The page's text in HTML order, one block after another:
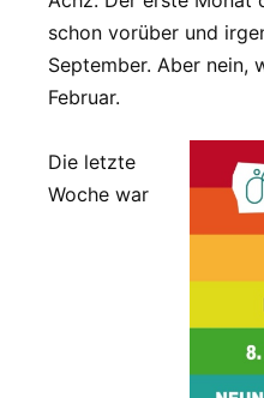
schon vorüber und
September. Aber nein,
Februar.
Die letzte
Woche war